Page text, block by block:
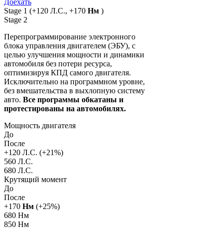
Stage 1 (+120 Л.С., +170 Нм )
Stage 2
Перепрограммирование электронного
блока управления двигателем (ЭБУ), с
целью улучшения мощности и динамики
автомобиля без потери ресурса,
оптимизируя КПД самого двигателя.
Исключительно на программном уровне,
без вмешательства в выхлопную систему
авто. Все программы обкатаны и
протестированы на автомобилях.
Мощность двигателя
До
После
+120 Л.С. (+21%)
560 Л.С.
680 Л.С.
Крутящий момент
До
После
+170 Нм (+25%)
680 Нм
850 Нм